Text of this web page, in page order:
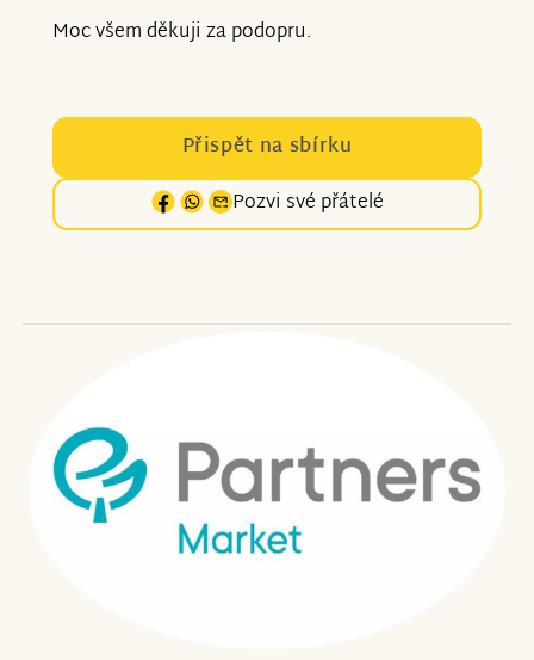
Moc všem děkuji za podopru.
Přispět na sbírku
Pozvi své přátelé